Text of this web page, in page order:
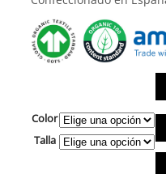
Color
Talla